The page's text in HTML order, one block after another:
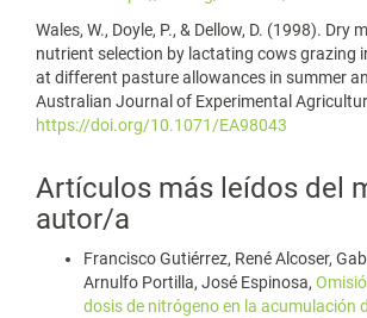
Wales, W., Doyle, P., & Dellow, D. (1998). Dry
nutrient selection by lactating cows grazing
at different pasture allowances in summer
Australian Journal of Experimental
https://doi.org/10.1071/EA98043
Artículos más leídos del
autor/a
Francisco Gutiérrez, René Alcoser,
Arnulfo Portilla, José Espinosa,
dosis de nitrógeno en la acumulación